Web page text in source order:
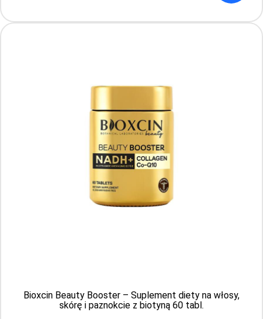
Nutraxin Beauty Collagen, 10 x 50 ml
Producent: BIOTA PHARMA
Bioxcin Beauty Booster – Suplement diety na włosy,
skórę i paznokcie z biotyną 60 tabl.